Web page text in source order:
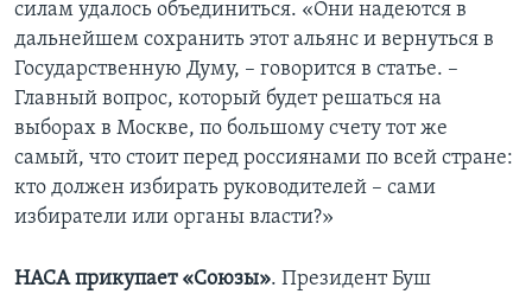
силам удалось объединиться. «Они надеются в
дальнейшем сохранить этот альянс и вернуться в
Государственную Думу, – говорится в статье. –
Главный вопрос, который будет решаться на
выборах в Москве, по большому счету тот же
самый, что стоит перед россиянами по всей стране:
кто должен избирать руководителей – сами
избиратели или органы власти?»
НАСА прикупает «Союзы». Президент Буш